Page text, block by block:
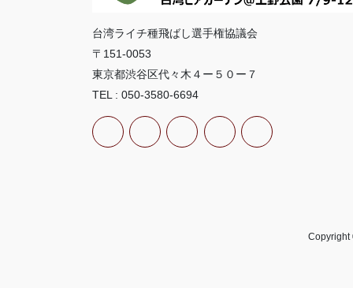
台湾ライチ種飛ばし選手権協議会
〒151-0053
東京都渋谷区代々木４ー５０ー７
TEL : 050-3580-6694
Copyright